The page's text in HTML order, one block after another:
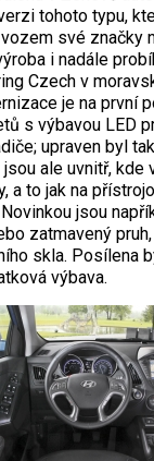
tohoto typu,
své značky
i nadále
Czech v
je na první
s výbavou LED
upraven byl
ale uvnitř, kde
a to jak na
jsou
zatmavený
skla. Posílena
výbava.